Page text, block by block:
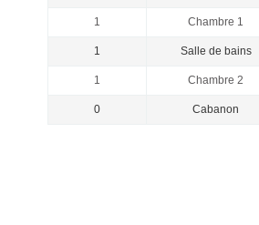
1 Chambre 1
1 Salle de bains
1 Chambre 2
0 Cabanon